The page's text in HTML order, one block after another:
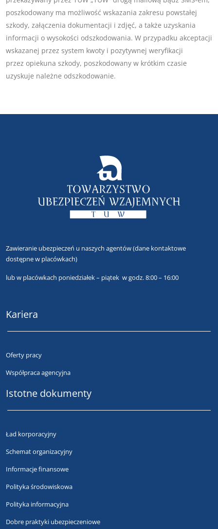
poszkodowany ma możliwość wskazania zakresu powstałej
szkody, załączenia dokumentacji i zdjęć, a także uzyskania
informacji o wysokości odszkodowania. W przypadku akceptacji
wskazanej przez system kwoty i pozytywnej weryfikacji
przez opiekuna szkody, poszkodowany w krótkim czasie
uzyskuje należne odszkodowanie.
Zawieranie ubezpieczeń u naszych agentów(dane kontaktowe
dostępne w placówkach)
lubw placówkach poniedziałek – piątek w godz. 8:00 – 16:00
Kariera
Oferty pracy
Współpraca agencyjna
Istotne dokumenty
Ład korporacyjny
Schemat organizacyjny
Informacje finansowe
Polityka środowiskowa
Polityka informacyjna
Dobre praktyki ubezpieczeniowe